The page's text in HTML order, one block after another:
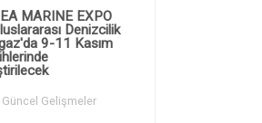
MARINE EXPO
Denizcilik
9-11 Kasım
Güncel Gelişmeler